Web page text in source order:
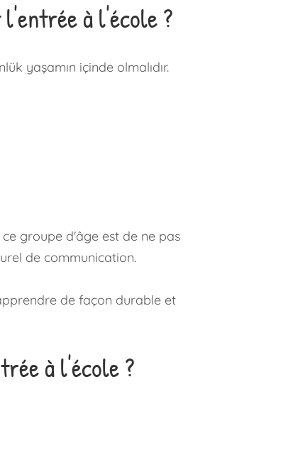
à l'école ?
yaşamın içinde olmalıdır.
groupe d'âge est de ne pas
de communication.
de façon durable et
à l'école ?